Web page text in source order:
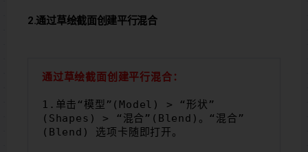
2.通过草绘截面创建平行混合
通过草绘截面创建平行混合：
1.单击“模型”(Model) > “形状”
(Shapes) > “混合”(Blend)。“混合”
(Blend) 选项卡随即打开。